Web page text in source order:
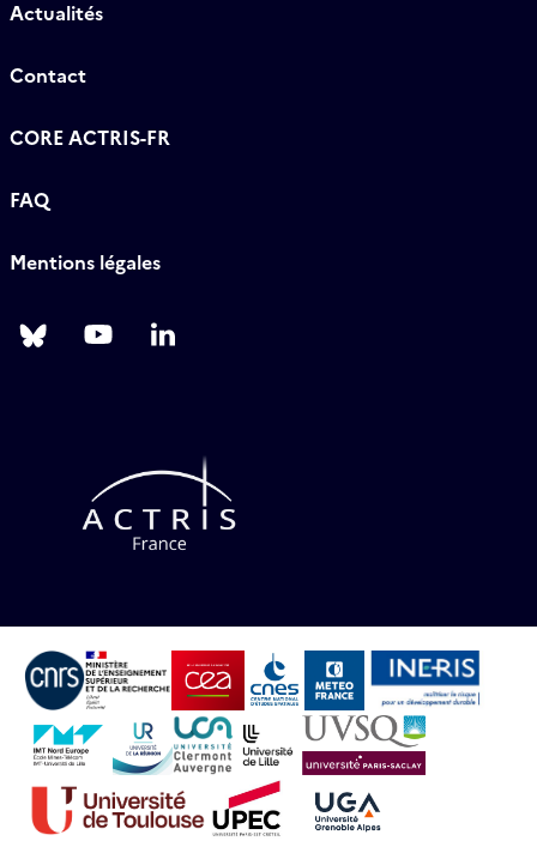
Actualités
Contact
CORE ACTRIS-FR
FAQ
Mentions légales
Follow